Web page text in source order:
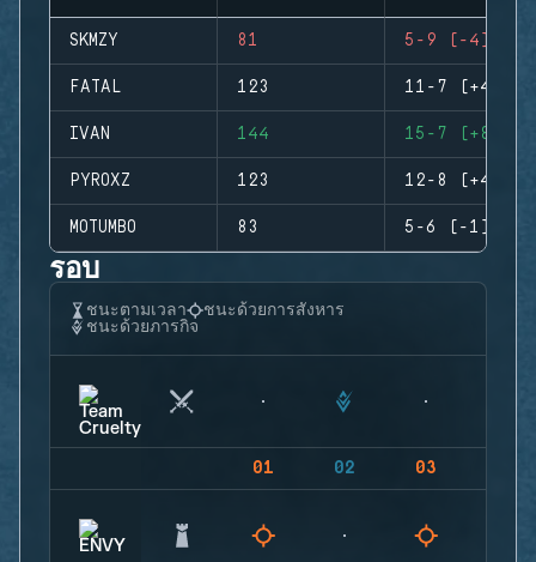
SKMZY 81 5-9 (-4)
FATAL 123 11-7 (+4)
IVAN 144 15-7 (+8)
PYROXZ 123 12-8 (+4)
MOTUMBO 83 5-6 (-1)
รอบ
ชนะตามเวลา
ชนะด้วยการสังหาร
ชนะด้วยภารกิจ
01 02 03